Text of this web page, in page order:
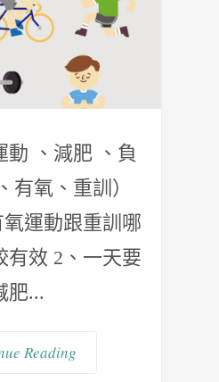
動 、減肥 、負
有氧、重訓）
氧運動跟重訓哪
有效 2、一天要
肥...
Reading